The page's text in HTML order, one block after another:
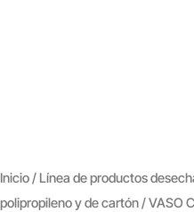
Inicio/ Línea de productos
polipropileno y de cartón/ VASO